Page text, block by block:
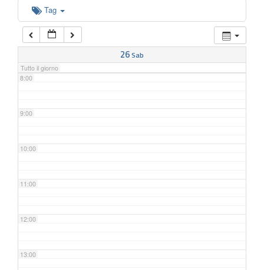
Tag
26Sab
Tutto il giorno
6:00
7:00
8:00
9:00
10:00
11:00
12:00
13:00